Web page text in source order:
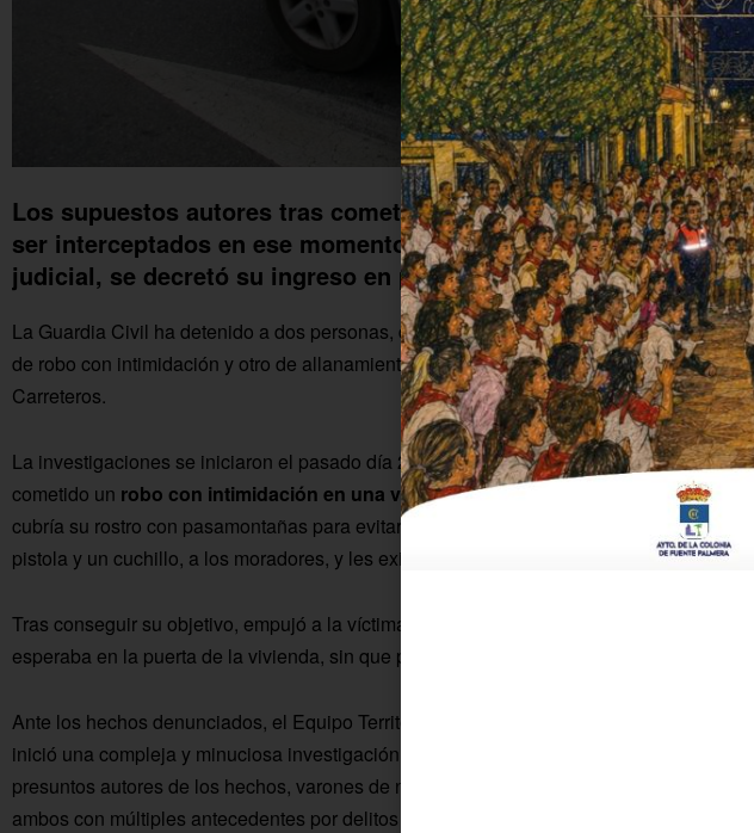
Los supuestos autores tras cometer el robo se dieron a la fuga
ser interceptados en ese momento. Una vez detenidos y
judicial, se decretó su ingreso en prisión.
La Guardia Civil ha detenido a dos personas, de 27 y 53 años de ead, como supuestos
de robo con intimidación y otro de allanamiento de morada, cometidos en la localidad
Carreteros.
La investigaciones se iniciaron el pasado día 21 de enero, tras tenerse conocimiento
cometido un robo con intimidación en una viviendade Fuente Carreteros, donde el
cubría su rostro con pasamontañas para evitar ser identificado, tras acceder al
pistola y un cuchillo, a los moradores, y les exigió el dinero.
Tras conseguir su objetivo, empujó a la víctima y se dio a la fuga en compañía de otra
esperaba en la puerta de la vivienda, sin que pudieran ser interceptados por las
Ante los hechos denunciados, el Equipo Territorial de Policía Judicial de la Guardia
inició una compleja y minuciosa investigación que ha culminado con la plena
presuntos autores de los hechos, varones de nacionalidad española de 27 y 53 años
ambos con múltiples antecedentes por delitos cometidos contra el patrimonio, entre